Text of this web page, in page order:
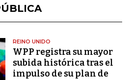
REINO UNIDO
WPP registra su mayor
subida histórica tras el
impulso de su plan de